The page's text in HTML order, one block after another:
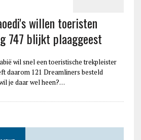
willen toeristen
747 blijkt plaaggeest
wil snel een toeristische trekpleister
daarom 121 Dreamliners besteld
je daar wel heen?…